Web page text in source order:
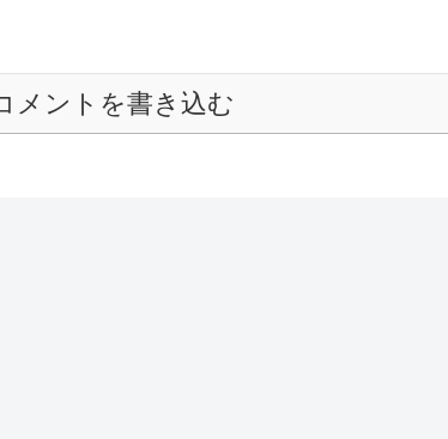
メントを書き込む